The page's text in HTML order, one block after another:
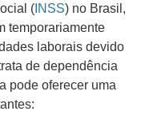
( INSS) no Brasil,
temporariamente
laborais devido
de dependência
pode oferecer uma